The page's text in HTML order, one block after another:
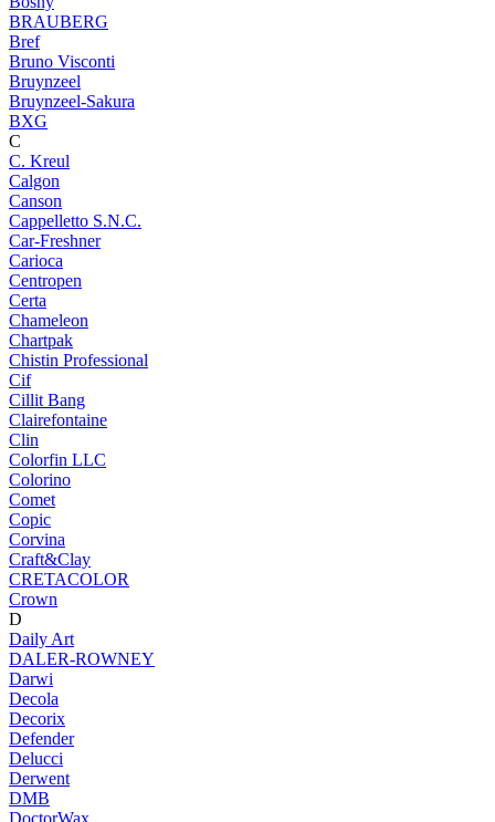
BRAUBERG
Bref
Bruno Visconti
Bruynzeel
Bruynzeel-Sakura
BXG
C
C. Kreul
Calgon
Canson
Cappelletto S.N.C.
Car-Freshner
Carioca
Centropen
Certa
Chameleon
Chartpak
Chistin Professional
Cif
Cillit Bang
Clairefontaine
Clin
Colorfin LLC
Colorino
Comet
Copic
Corvina
Craft&Clay
CRETACOLOR
Crown
D
Daily Art
DALER-ROWNEY
Darwi
Decola
Decorix
Defender
Delucci
Derwent
DMB
DoctorWax